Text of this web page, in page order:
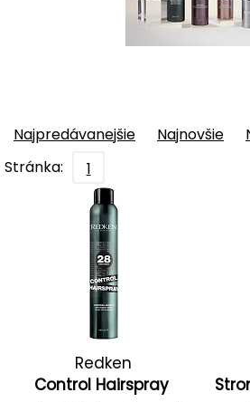
Najpredávanejšie Najnovšie
Stránka:
1
Redken
Control Hairspray